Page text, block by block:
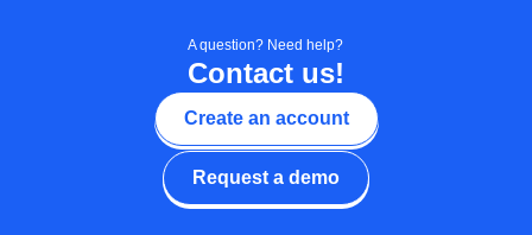
Create an account
Request a demo
Contact us!
A question? Need help?